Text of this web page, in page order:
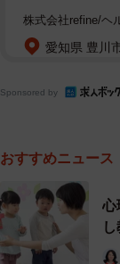
Aくんの学校は少
の中でAくんだけ
株式会社refine/ヘ
愛知県 豊川
Sponsored by
おすすめニュース
心